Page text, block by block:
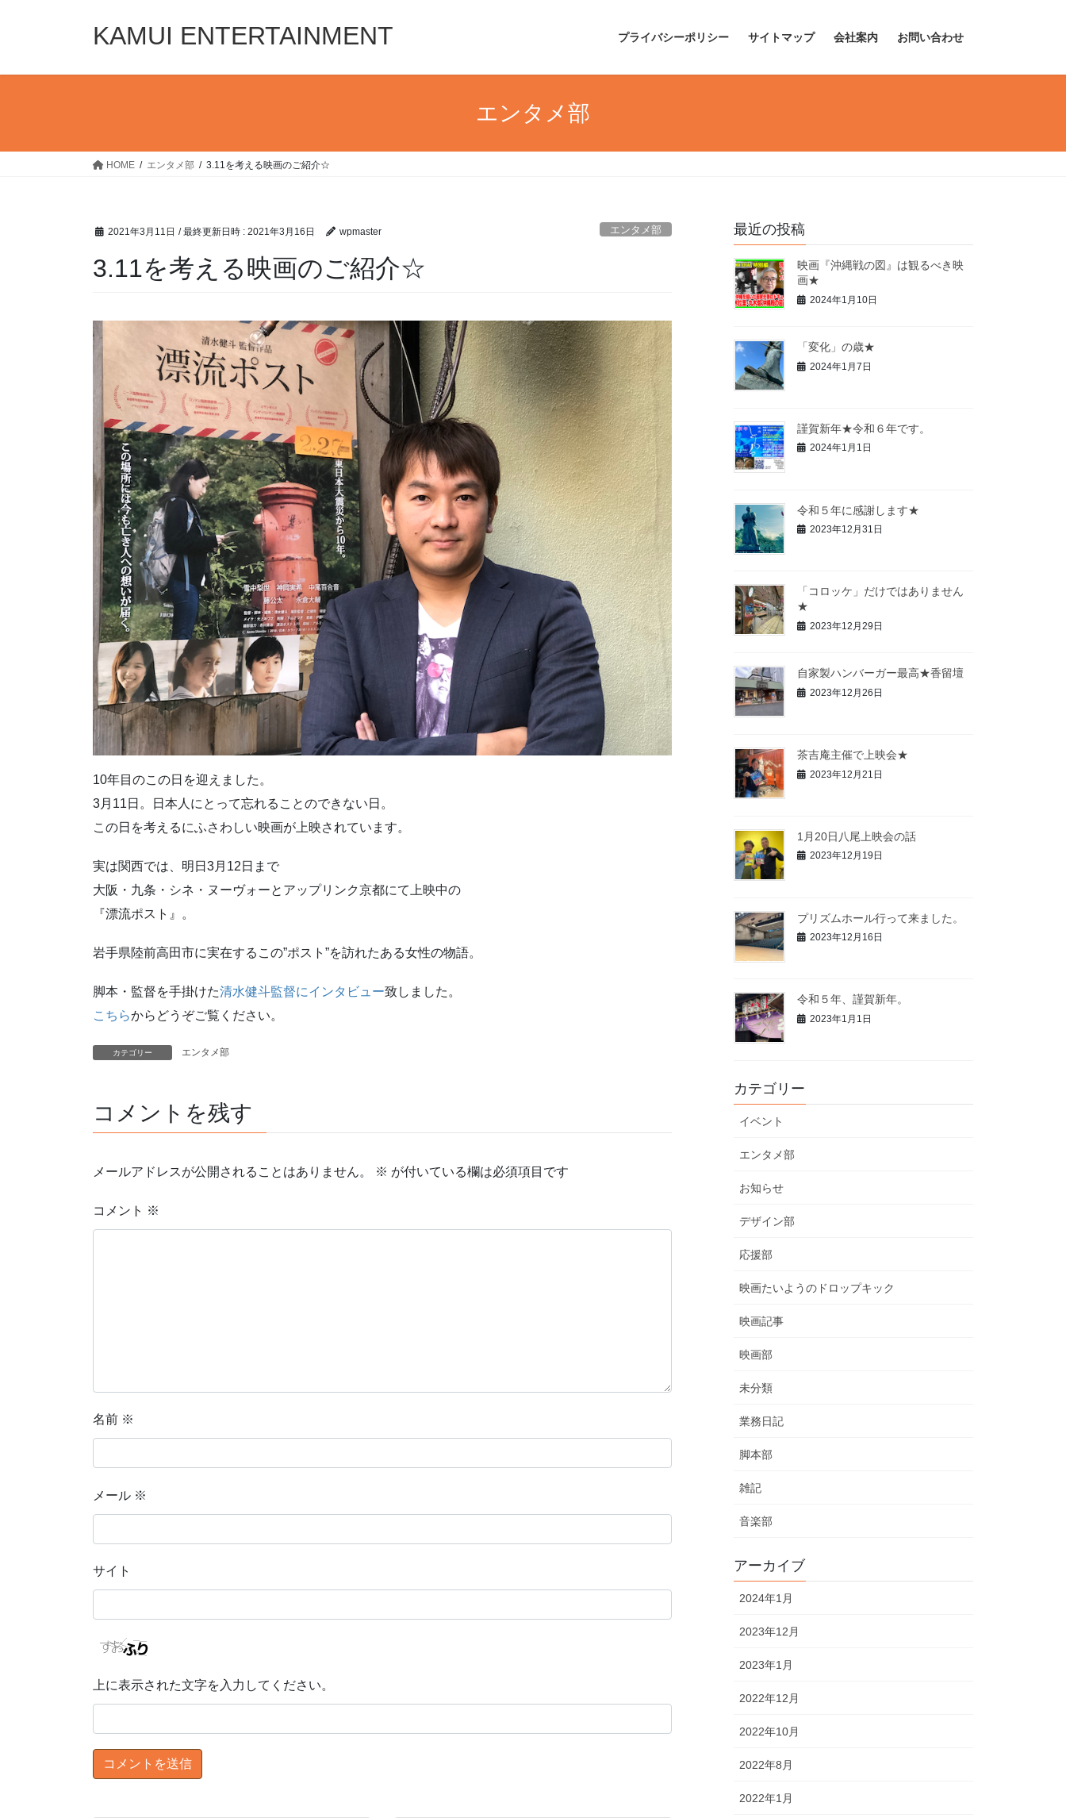
KAMUI ENTERTAINMENT プライバシーポリシー サイトマップ 会社案内 お問い合わせ
エンタメ部
HOME エンタメ部 3.11を考える映画のご紹介☆
2021年3月11日 / 最終更新日時 : 2021年3月16日 wpmaster エンタメ部
3.11を考える映画のご紹介☆
10年目のこの日を迎えました。
3月11日。日本人にとって忘れることのできない日。
この日を考えるにふさわしい映画が上映されています。
実は関西では、明日3月12日まで
大阪・九条・シネ・ヌーヴォーとアップリンク京都にて上映中の
『漂流ポスト』。
岩手県陸前高田市に実在するこの”ポスト”を訪れたある女性の物語。
脚本・監督を手掛けた清水健斗監督にインタビュー致しました。
こちらからどうぞご覧ください。
カテゴリー エンタメ部
コメントを残す
メールアドレスが公開されることはありません。 ※ が付いている欄は必須項目です
コメント ※
名前 ※
メール ※
サイト
上に表示された文字を入力してください。
最近の投稿
映画『沖縄戦の図』は観るべき映
画★
2024年1月10日
「変化」の歳★
2024年1月7日
謹賀新年★令和６年です。
2024年1月1日
令和５年に感謝します★
2023年12月31日
「コロッケ」だけではありません
★
2023年12月29日
自家製ハンバーガー最高★香留壇
2023年12月26日
茶吉庵主催で上映会★
2023年12月21日
1月20日八尾上映会の話
2023年12月19日
プリズムホール行って来ました。
2023年12月16日
令和５年、謹賀新年。
2023年1月1日
カテゴリー
イベント
エンタメ部
お知らせ
デザイン部
応援部
映画たいようのドロップキック
映画記事
映画部
未分類
業務日記
脚本部
雑記
音楽部
アーカイブ
2024年1月
2023年12月
2023年1月
2022年12月
2022年10月
2022年8月
2022年1月